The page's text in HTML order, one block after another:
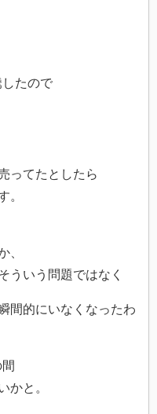
たので
ってたとしたら
。
、
ういう問題ではなく
間的にいなくなったわ
かと。